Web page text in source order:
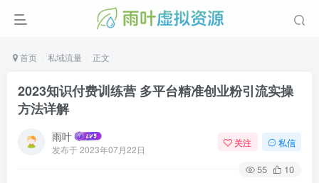
首页 私域流量 正文
2023知识付费训练营 多平台精准创业粉引流实操
方法详解
雨叶
发布于2023年07月22日
关注 私信
55 10